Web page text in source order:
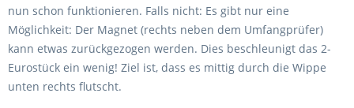
nun schon funktionieren. Falls nicht: Es gibt nur eine
Möglichkeit: Der Magnet (rechts neben dem Umfangprüfer)
kann etwas zurückgezogen werden. Dies beschleunigt das 2-
Eurostück ein wenig! Ziel ist, dass es mittig durch die Wippe
unten rechts flutscht.